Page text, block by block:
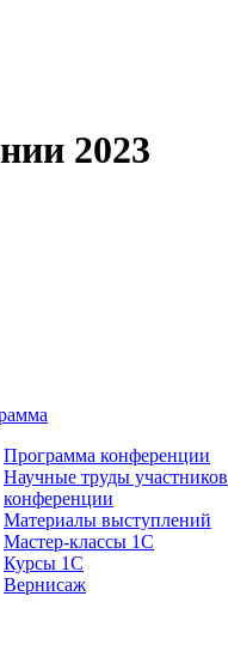
2023
Программа конференции
Научные труды участников
конференции
Материалы выступлений
Мастер-классы 1С
Курсы 1С
Вернисаж